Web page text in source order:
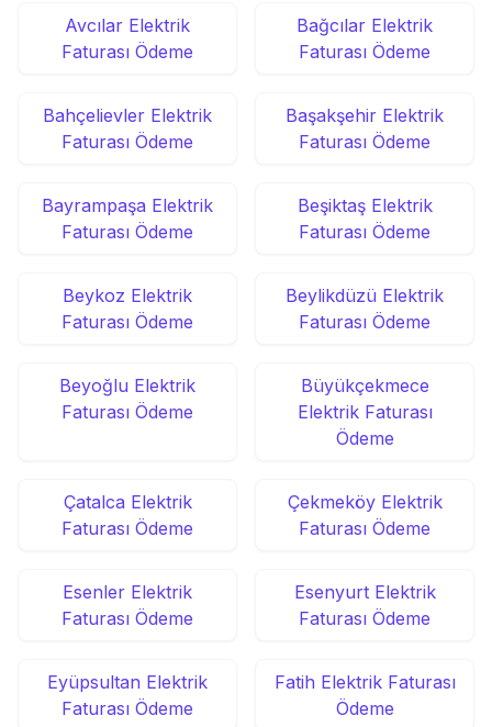
Avcılar Elektrik
Faturası Ödeme
Bağcılar Elektrik
Faturası Ödeme
Bahçelievler Elektrik
Faturası Ödeme
Başakşehir Elektrik
Faturası Ödeme
Bayrampaşa Elektrik
Faturası Ödeme
Beşiktaş Elektrik
Faturası Ödeme
Beykoz Elektrik
Faturası Ödeme
Beylikdüzü Elektrik
Faturası Ödeme
Beyoğlu Elektrik
Faturası Ödeme
Büyükçekmece
Elektrik Faturası
Ödeme
Çatalca Elektrik
Faturası Ödeme
Çekmeköy Elektrik
Faturası Ödeme
Esenler Elektrik
Faturası Ödeme
Esenyurt Elektrik
Faturası Ödeme
Eyüpsultan Elektrik
Faturası Ödeme
Fatih Elektrik Faturası
Ödeme